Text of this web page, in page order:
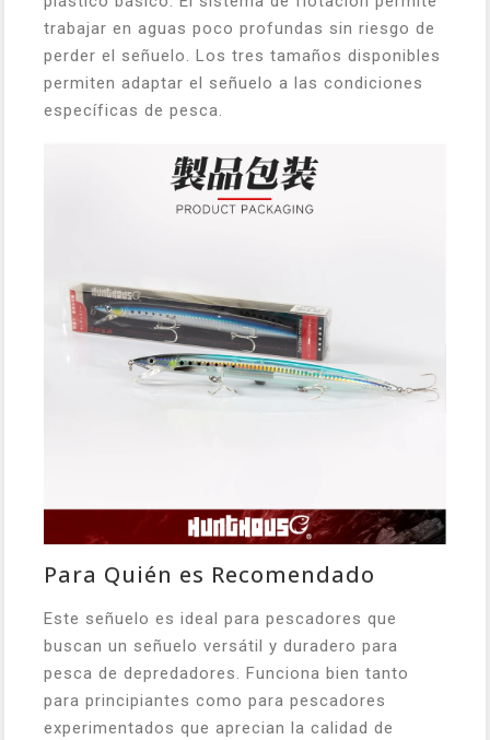
trabajar en aguas poco profundas sin riesgo de
perder el señuelo. Los tres tamaños disponibles
permiten adaptar el señuelo a las condiciones
específicas de pesca.
Para Quién es Recomendado
Este señuelo es ideal para pescadores que
buscan un señuelo versátil y duradero para
pesca de depredadores. Funciona bien tanto
para principiantes como para pescadores
experimentados que aprecian la calidad de